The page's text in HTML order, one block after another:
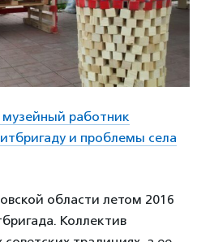
музейный работник
и проблемы села
области летом 2016
Коллектив